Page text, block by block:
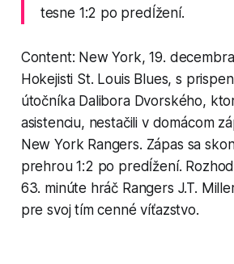
tesne 1:2 po predĺžení.
Content: New York, 19.
Hokejisti St. Louis Blues, s
útočníka Dalibora Dvorského,
asistenciu, nestačili v domácom
New York Rangers. Zápas sa
prehrou 1:2 po predĺžení.
63. minúte hráč Rangers J.T.
pre svoj tím cenné víťazstvo.